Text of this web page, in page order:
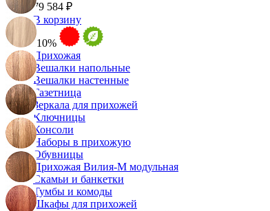
79 584 ₽
В корзину
-10%
Прихожая
Вешалки напольные
Вешалки настенные
Газетница
Зеркала для прихожей
Ключницы
Консоли
Наборы в прихожую
Обувницы
Прихожая Вилия-М модульная
Скамьи и банкетки
Тумбы и комоды
Шкафы для прихожей